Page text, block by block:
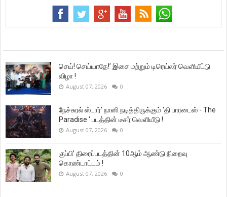
செய்! செய்யாதே!’ இசை மற்றும் டிரெய்லர் வெளியீட்டு
விழா !
August 07, 2026 0
நேச்சுரல் ஸ்டார்' நானி நடித்திருக்கும் 'தி பாரடைஸ் - The
Paradise ' படத்தின் டீசர் வெளியீடு !
August 07, 2026 0
குப்பி’ திரைப்படத்தின் 10ஆம் ஆண்டு நிறைவு
கொண்டாட்டம் !
August 07, 2026 0